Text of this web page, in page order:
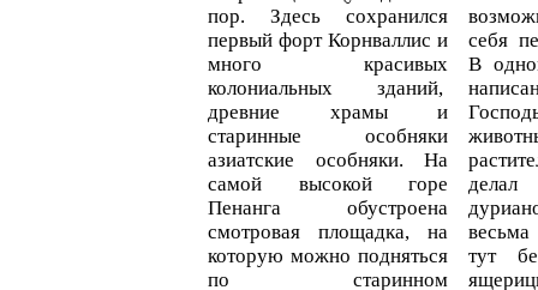
пор. Здесь сохранился
первый форт Корнваллис и
много красивых
колониальных зданий,
древние храмы и
старинные особняки
азиатские особняки. На
самой высокой горе
Пенанга обустроена
смотровая площадка, на
которую можно подняться
по старинном
себя
В
делал
весьма
тут